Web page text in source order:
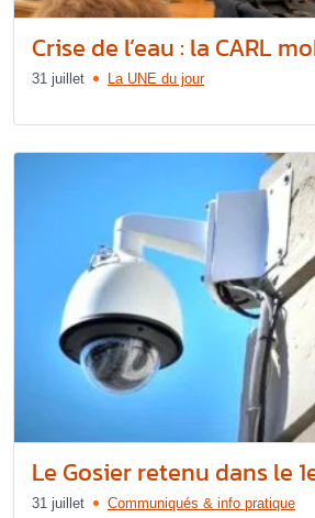
Crise de l’eau : la CARL
31 juillet La UNE du jour
Le Gosier retenu dans le
31 juillet Communiqués & info pratique